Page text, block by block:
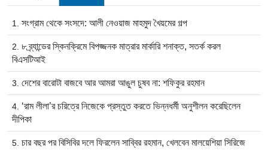
সংগ্রাম থেকে সংসদে: আলী নেওয়াজ মাহমুদ খৈয়মের গল্প
৮ ব্র্যান্ডের স্কিনক্রিমে বিপজ্জনক মাত্রার মার্কারি শনাক্ত, সতর্ক করল
বিএসটিআই
দেশের বারোটা বাজবে আর আমরা আঙুল চুষব না: শফিকুর রহমান
‘রাম লীলা’র চরিত্রে নিজেকে প্রস্তুত করতে ভিন্নধর্মী অনুশীলন করেছিলেন
দীপিকা
চার বছর পর বিসিবির দলে ফিরলেন সাব্বির রহমান, খেলবেন মালয়েশিয়া সিরিজে